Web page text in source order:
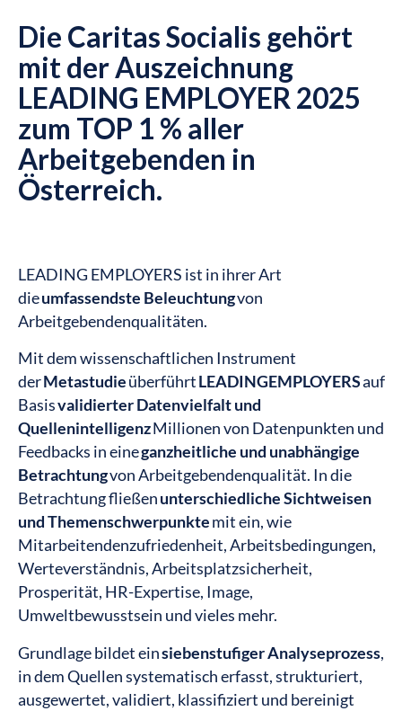
Die Caritas Socialis gehört
mit der Auszeichnung
LEADING EMPLOYER 2025
zum TOP 1 % aller
Arbeitgebenden in
Österreich.
LEADING EMPLOYERS ist in ihrer Art
dieumfassendste Beleuchtungvon
Arbeitgebendenqualitäten.
Mit dem wissenschaftlichen Instrument
derMetastudieüberführtLEADINGEMPLOYERSauf
Basisvalidierter Datenvielfalt und
QuellenintelligenzMillionen von Datenpunkten und
Feedbacks in eineganzheitliche und unabhängige
Betrachtungvon Arbeitgebendenqualität. In die
Betrachtung fließenunterschiedliche Sichtweisen
und Themenschwerpunktemit ein, wie
Mitarbeitendenzufriedenheit, ​Arbeitsbedingungen,
Werteverständnis, Arbeitsplatzsicherheit,
Prosperität, HR-Expertise, Image,
Umweltbewusstsein und vieles mehr.
Grundlage bildet einsiebenstufiger Analyseprozess,
in dem Quellen systematisch erfasst, strukturiert,
ausgewertet, validiert, klassifiziert und bereinigt